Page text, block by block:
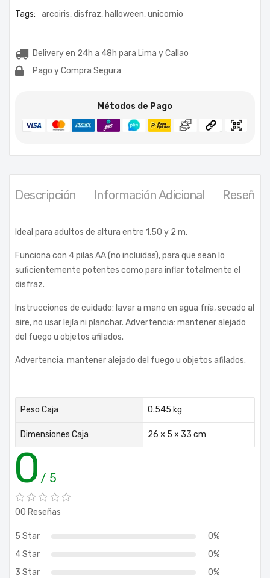
Tags:
arcoiris,disfraz, halloween,unicornio
Delivery en 24h a 48h para Lima y Callao
Pago y Compra Segura
Métodos de Pago
Descripción Información Adicional Reseñas
Ideal para adultos de altura entre 1,50 y 2 m.
Funciona con 4 pilas AA (no incluidas), para que sean lo
suficientemente potentes como para inflar totalmente el
disfraz.
Instrucciones de cuidado: lavar a mano en agua fría, secado al
aire, no usar lejía ni planchar. Advertencia: mantener alejado
del fuego u objetos afilados.
Advertencia: mantener alejado del fuego u objetos afilados.
Peso Caja 0.545 kg
Dimensiones Caja 26 × 5 × 33 cm
0 / 5
00 Reseñas
5 Star
0%
4 Star
0%
3 Star
0%